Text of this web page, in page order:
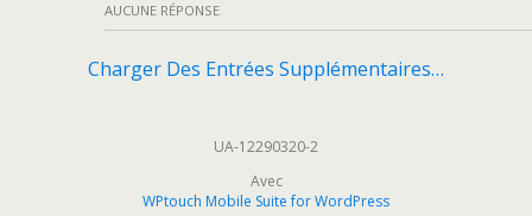
AUCUNE RÉPONSE
Charger Des Entrées Supplémentaires…
UA-12290320-2
Avec
WPtouch Mobile Suite for WordPress